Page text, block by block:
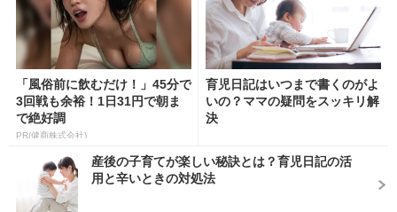
「風俗前に飲むだけ！」45分で
3回戦も余裕！1日31円で朝ま
で絶好調
PR(健商株式会社)
育児日記はいつまで書くのがよ
いの？ママの疑問をスッキリ解
決
産後の子育てが楽しい秘訣とは？育児日記の活
用と辛いときの対処法